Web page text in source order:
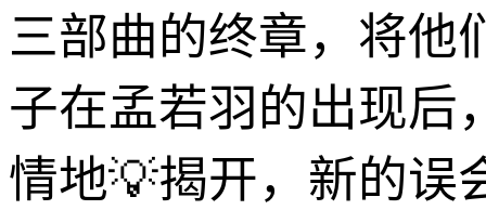
三部曲的终章，将他
子在孟若羽的出现后
情地💡揭开，新的误